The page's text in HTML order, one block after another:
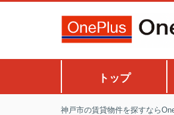
トップ
神戸市の賃貸物件を探すなら